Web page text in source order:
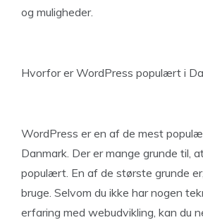
og muligheder.
Hvorfor er WordPress populært i
WordPress er en af de mest
Danmark. Der er mange grunde til,
populært. En af de største grunde
bruge. Selvom du ikke har nogen
erfaring med webudvikling, kan du